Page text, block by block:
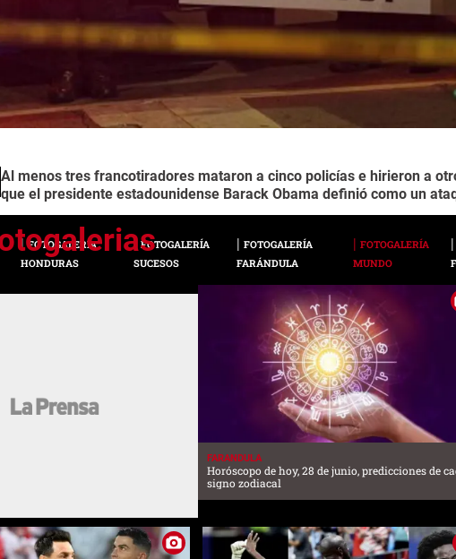
Al menos tres francotiradores mataron a cinco policías e hirieron a
que el presidente estadounidense Barack Obama definió como un
FOTOGALERÍA
HONDURAS
FOTOGALERÍA
SUCESOS
FOTOGALERÍA
FARÁNDULA
FOTOGALERÍA
MUNDO
FARANDULA
Horóscopo de hoy, 28 de junio, predicciones de
signo zodiacal